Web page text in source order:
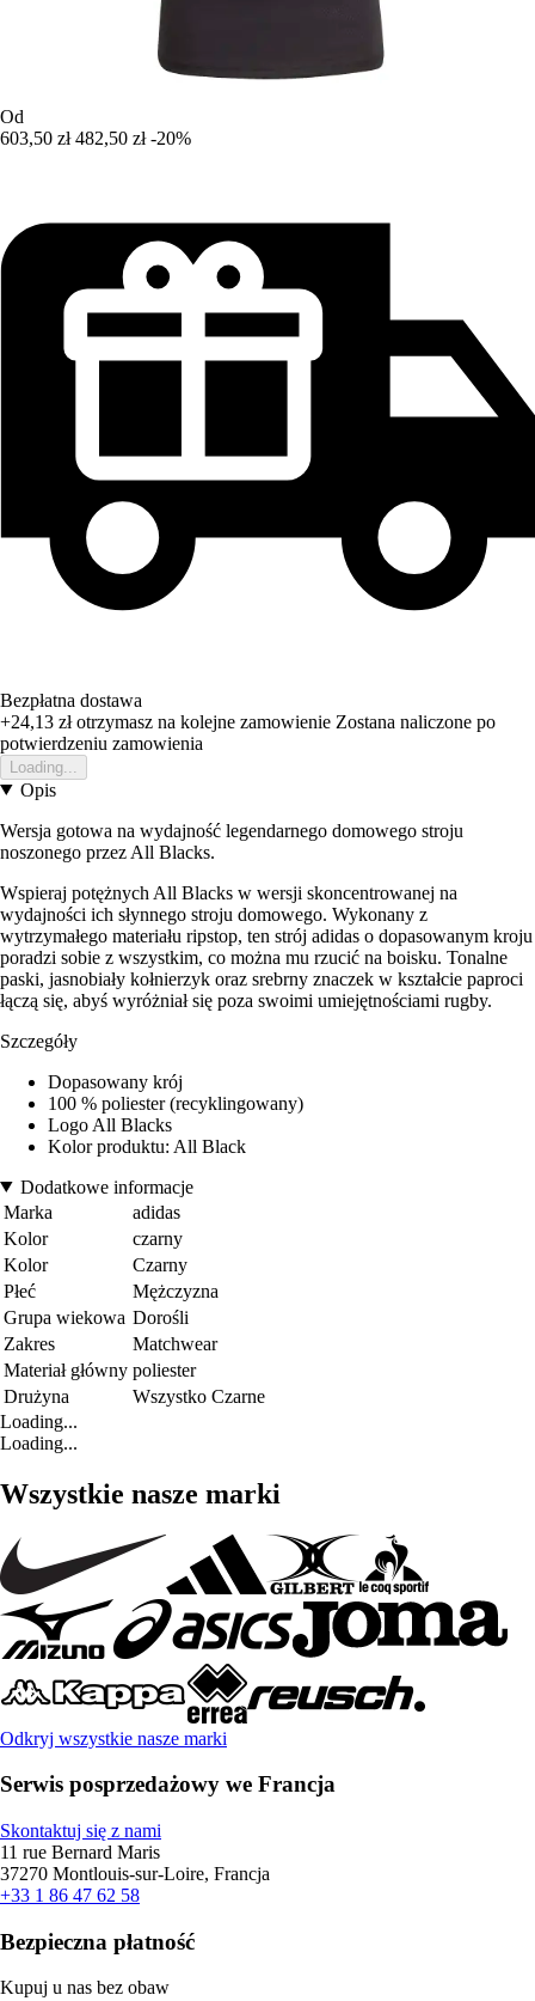
Od
603,50 zł 482,50 zł -20%
Bezpłatna dostawa
+24,13 złotrzymasz na kolejne zamowienie Zostana naliczone po
potwierdzeniu zamowienia
Loading...
Opis
Wersja gotowa na wydajność legendarnego domowego stroju
noszonego przez All Blacks.
Wspieraj potężnych All Blacks w wersji skoncentrowanej na
wydajności ich słynnego stroju domowego. Wykonany z
wytrzymałego materiału ripstop, ten strój adidas o dopasowanym kroju
poradzi sobie z wszystkim, co można mu rzucić na boisku. Tonalne
paski, jasnobiały kołnierzyk oraz srebrny znaczek w kształcie paproci
łączą się, abyś wyróżniał się poza swoimi umiejętnościami rugby.
Szczegóły
Dopasowany krój
100 % poliester (recyklingowany)
Logo All Blacks
Kolor produktu: All Black
Dodatkowe informacje
Marka
adidas
Kolor
czarny
Kolor
Czarny
Płeć
Mężczyzna
Grupa wiekowa Dorośli
Zakres
Matchwear
Materiał główny poliester
Drużyna
Wszystko Czarne
Loading...
Loading...
Wszystkie nasze marki
Odkryj wszystkie nasze marki
Serwis posprzedażowy we Francja
Skontaktuj się z nami
11 rue Bernard Maris
37270 Montlouis-sur-Loire, Francja
+33 1 86 47 62 58
Bezpieczna płatność
Kupuj u nas bez obaw